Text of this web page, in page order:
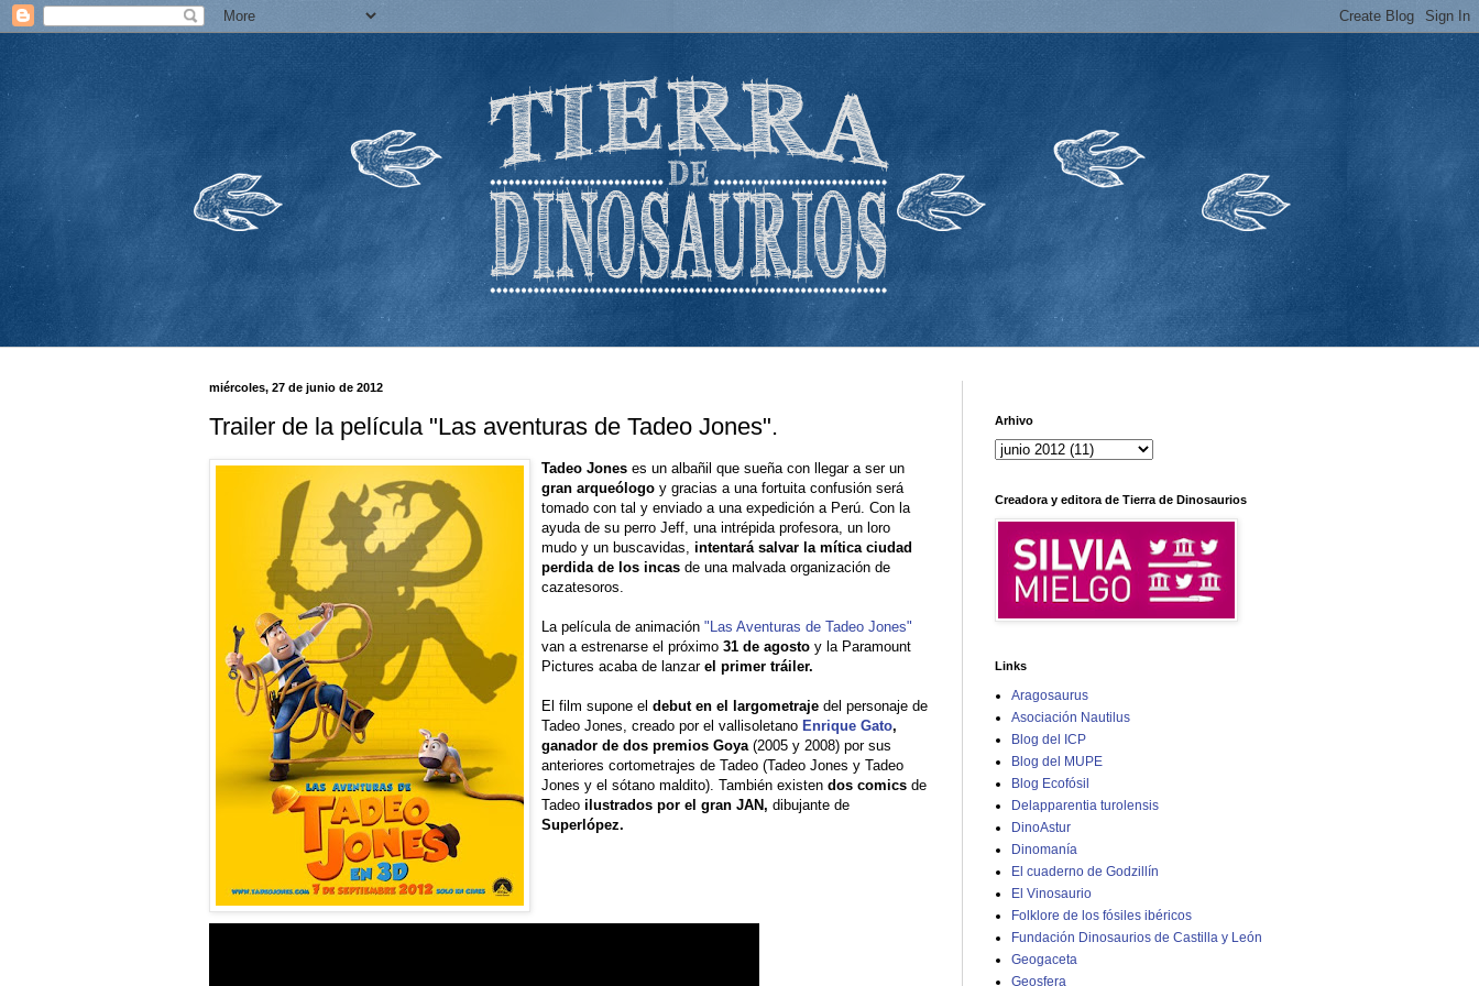
miércoles, 27 de junio de 2012
Trailer de la película "Las aventuras de Tadeo Jones".
Tadeo Jones es un albañil que sueña con llegar a ser un
gran arqueólogo y gracias a una fortuita confusión será
tomado con tal y enviado a una expedición a Perú. Con la
ayuda de su perro Jeff, una intrépida profesora, un loro
mudo y un buscavidas, intentará salvar la mítica ciudad
perdida de los incas de una malvada organización de
cazatesoros.
La película de animación "Las Aventuras de Tadeo Jones"
van a estrenarse el próximo 31 de agosto y la Paramount
Pictures acaba de lanzar el primer tráiler.
El film supone el debut en el largometraje del personaje de
Tadeo Jones, creado por el vallisoletano Enrique Gato,
ganador de dos premios Goya (2005 y 2008) por sus
anteriores cortometrajes de Tadeo (Tadeo Jones y Tadeo
Jones y el sótano maldito). También existen dos comics de
Tadeo ilustrados por el gran JAN, dibujante de
Superlópez.
Arhivo
Creadora y editora de Tierra de Dinosaurios
Links
Aragosaurus
Asociación Nautilus
Blog del ICP
Blog del MUPE
Blog Ecofósil
Delapparentia turolensis
DinoAstur
Dinomanía
El cuaderno de Godzillín
El Vinosaurio
Folklore de los fósiles ibéricos
Fundación Dinosaurios de Castilla y León
Geogaceta
Geosfera